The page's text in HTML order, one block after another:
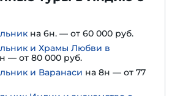
на 6н. — от 60 000 руб.
и Храмы Любви в
— от 80 000 руб.
и Варанаси на 8н — от 77